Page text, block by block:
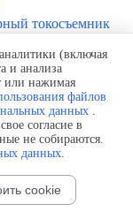
токосъемник
токосъемник
токосъемник
токосъемник
токосъемник
для
(включая
и анализа
или нажимая
файлов
данных .
согласие в
не собираются.
данных.
cookie